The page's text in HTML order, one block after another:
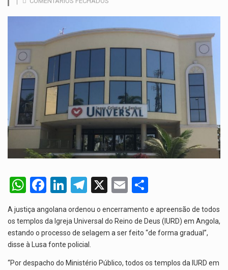
Segundo as autoridades canadianas, mais de 200 incêndios florestais continuam…
A polícia moçambicana anunciou a detenção de mais um suspeito…
Cover photo suggestion (in English): A police officer outside a…
O Senado dos Estados Unidos aprovou, no dia 7 de…
W
h
at
s
A
F
a
ce
b
o
Li
ke
dI
n
T
e
gr
a
X
E
ail ar
e
A justiça angolana ordenou o encerramento e apreensão de todos
os templos da Igreja Universal do Reino de Deus (IURD) em Angola,
estando o processo de selagem a ser feito “de forma gradual”,
disse à Lusa fonte policial.
“Por despacho do Ministério Público, todos os templos da IURD em